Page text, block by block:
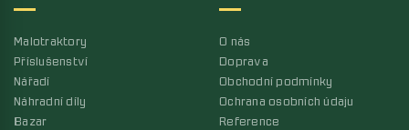
Malotraktory
Příslušenství
Nářadí
Náhradní díly
Bazar
O nás
Doprava
Obchodní podmínky
Ochrana osobních údaju
Reference